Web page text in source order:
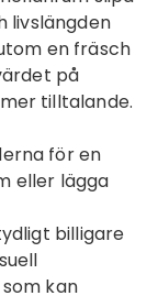
livslängden
en fräsch
på
tilltalande.
för en
eller lägga
billigare
kan